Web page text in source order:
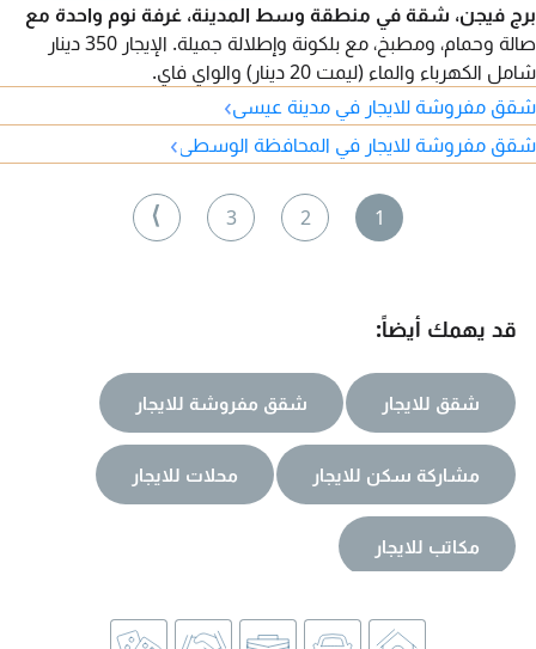
برج فيجن، شقة في منطقة وسط المدينة، غرفة نوم واحدة مع
صالة وحمام، ومطبخ، مع بلكونة وإطلالة جميلة. الإيجار 350 دينار
شامل الكهرباء والماء (ليمت 20 دينار) والواي فاي.
شقق مفروشة للايجار في مدينة عيسى›
شقق مفروشة للايجار في المحافظة الوسطى›
1
2
3
⟩
قد يهمك أيضاً:
شقق للايجار شقق مفروشة للايجار
مشاركة سكن للايجار محلات للايجار
مكاتب للايجار